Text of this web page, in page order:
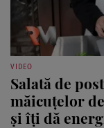
VIDEO
Salată de
măicuțelor
și îți dă